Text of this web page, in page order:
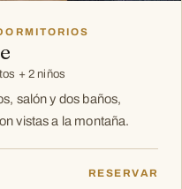
+ 2 niños
salón y dos baños,
vistas a la montaña.
RESERVAR